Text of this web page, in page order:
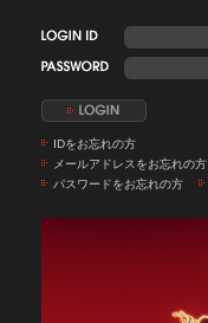
IDをお忘れの方
メールアドレスをお忘れの方
パスワードをお忘れの方